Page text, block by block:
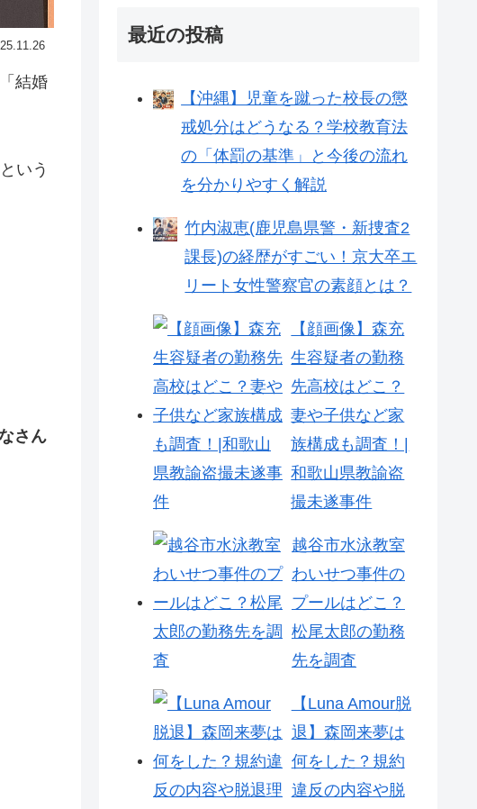
結婚
いう
さん
最近の投稿
【沖縄】児童を蹴った校長の懲
戒処分はどうなる？学校教育法
の「体罰の基準」と今後の流れ
を分かりやすく解説
竹内淑恵(鹿児島県警・新捜査2
課長)の経歴がすごい！京大卒エ
リート女性警察官の素顔とは？
【顔画像】森充
生容疑者の勤務
先高校はどこ？
妻や子供など家
族構成も調査！|
和歌山県教諭盗
撮未遂事件
越谷市水泳教室
わいせつ事件の
プールはどこ？
松尾太郎の勤務
先を調査
【Luna Amour脱
退】森岡来夢は
何をした？規約
違反の内容や脱